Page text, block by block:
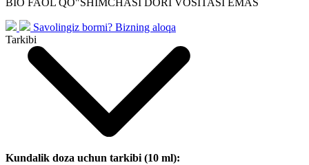
BIO FAOL QO"SHIMCHASI DORI VOSITASI EMAS
Savolingiz bormi? Bizning aloqa
Tarkibi
Kundalik doza uchun tarkibi (10 ml):